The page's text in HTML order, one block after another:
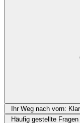
Ihr Weg nach vorn:
Häufig gestellte